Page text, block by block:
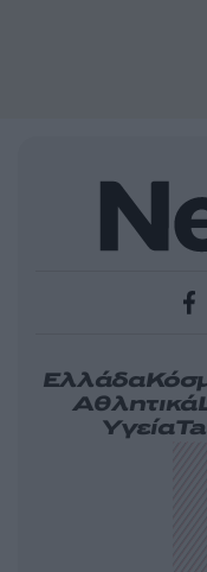
Ελλάδα
Αθλητικά
Υγεία